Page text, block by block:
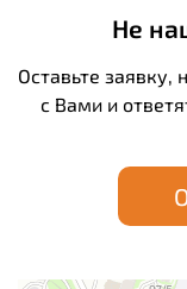
Не
Оставьте
с Вами и